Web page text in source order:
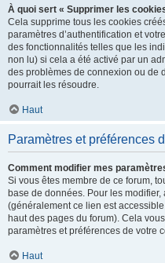
À quoi sert « Supprimer les
Cela supprime tous les cookies
paramètres d’authentification et
des fonctionnalités telles que les
non lu) si cela a été activé par un
des problèmes de connexion ou de
pourrait les résoudre.
Haut
Paramètres et préférences
Comment modifier mes
Si vous êtes membre de ce forum,
base de données. Pour les modifier,
(généralement ce lien est
haut des pages du forum). Cela
paramètres et préférences de votre
Haut